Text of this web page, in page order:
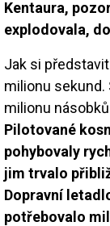
Kentaura,
explodovala,
Jak si
milionu sekund.
milionu
Pilotované
pohybovaly
jim trvalo
Dopravní
potřebovalo